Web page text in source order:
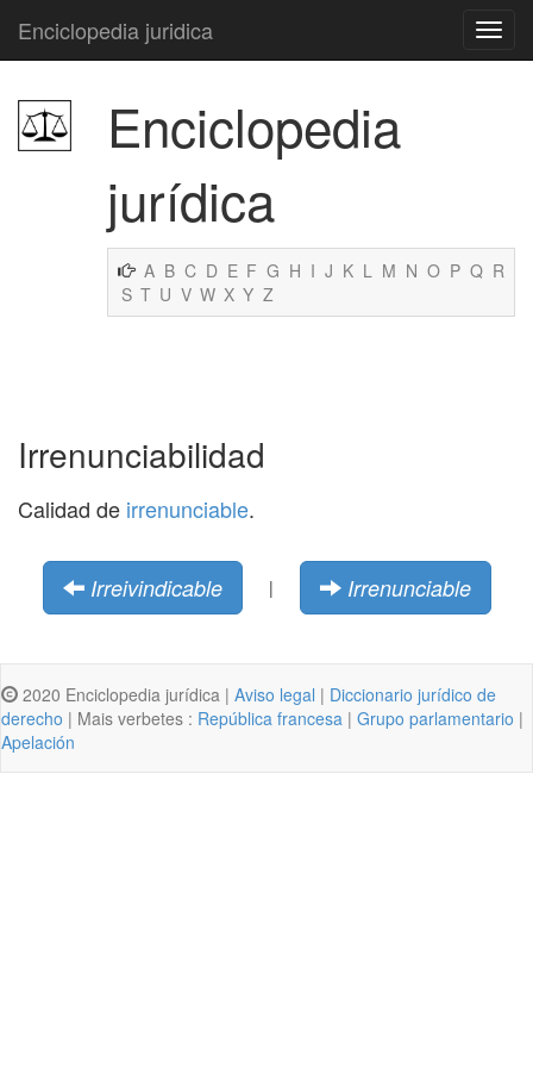
Enciclopedia juridica
Enciclopedia
jurídica
A B C D E F G H I J K L M N O P Q R
S T U V W X Y Z
Irrenunciabilidad
Calidad de irrenunciable.
Irreivindicable | Irrenunciable
2020 Enciclopedia jurídica | Aviso legal | Diccionario jurídico de
derecho | Mais verbetes : República francesa | Grupo parlamentario |
Apelación